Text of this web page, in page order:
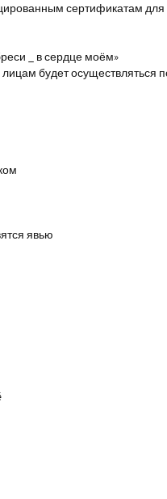
сертификатам для
_ в сердце моём»
будет осуществляться
явью